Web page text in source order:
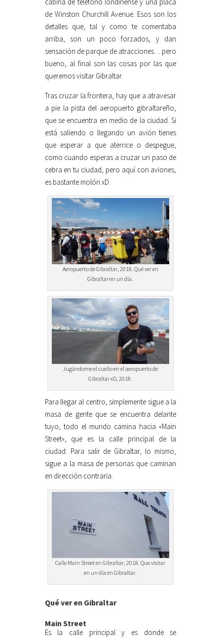
de Winston Churchill Avenue. Esos son los
detalles que, tal y como te comentaba
arriba, son un poco forzados, y dan
sensación de parque de atracciones… pero
bueno, al final son las cosas por las que
queremos visitar Gibraltar.
Tras cruzar la frontera, hay que a atravesar
a pie la pista del aeropuerto gibraltareño,
que se encuentra en medio de la ciudad. Si
está saliendo o llegando un avión tienes
que esperar a que aterrice o despegue,
como cuando esperas a cruzar un paso de
cebra en tu ciudad, pero aquí con aviones,
es bastante molón xD.
Aeropuerto de Gibraltar, 2018. Qué ver en
Gibraltar en un día.
Jugándome el cuello en el aeropuerto de
Gibraltar xD, 2018.
Para llegar al centro, simplemente sigue a la
masa de gente que se encuentra delante
tuyo, todo el mundo camina hacia «Main
Street», que es la calle principal de la
ciudad. Para salir de Gibraltar, lo mismo,
sigue a la masa de personas que caminan
en dirección contraria.
Calle Main Street en Gibraltar, 2018. Que visitar
en un día en Gibraltar.
Qué ver en Gibraltar
Main Street
Es la calle principal y es donde se